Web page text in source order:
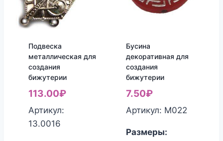
Подвеска
металлическая для
создания
бижутерии
113.00₽
Артикул:
13.0016
Бусина
декоративная для
создания
бижутерии
7.50₽
Артикул: М022
Размеры: